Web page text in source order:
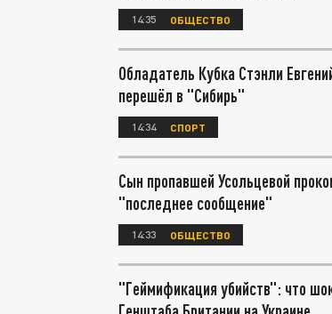
14:35 ОБЩЕСТВО
Обладатель Кубка Стэнли
перешёл в "Сибирь"
14:34 СПОРТ
Сын пропавшей Усольцевой
"последнее сообщение"
14:33 ОБЩЕСТВО
"Геймификация убийств": что